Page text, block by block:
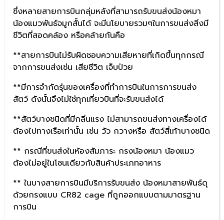
ซึ่งหลายสายการบินกลุ่มหลังที่สามารถรับขนส่งน้องหมา
น้องแมวพันธ์จมูกสั้นได้ จะมีนโยบายรวมๆในการขนส่งสิ่งมี
ชีวิตที่สอดคล้อง หรือคล้ายกันคือ
**สายการบินไม่รับผิดชอบความเสียหายที่เกิดขึ้นทุกกรณี
จากการขนส่งเช่น เสียชีวิต เจ็บป่วย
**มีการจำกัดรุ่นของเครื่องที่ทำการบินในการการขนส่ง
สัตว์ ดังนั้นจึงไม่ใช่ทุกเที่ยวบินที่จะรับขนส่งได้
**สัตว์บางชนิดที่มีกลิ่นแรง ไม่สามารถขนส่งทางเครื่องได้
ต้องไปทางเรือเท่านั้น เช่น วัว กวางหรือ สัตว์สี่เท้าบางชนิด
** กรณีที่ขนส่งในห้องสัมภาระ กรงน้องหมา น้องแมว
ต้องไม่อยู่ในโซนเดียวกับสินค้าประเภทอาหาร
** ในบางสายการบินมีบริการรับขนส่ง น้องหมาสายพันธ์ดุ
ด้วยกรงแบบ CR82 cage ที่ถูกออกแบบตามมาตรฐาน
การบิน